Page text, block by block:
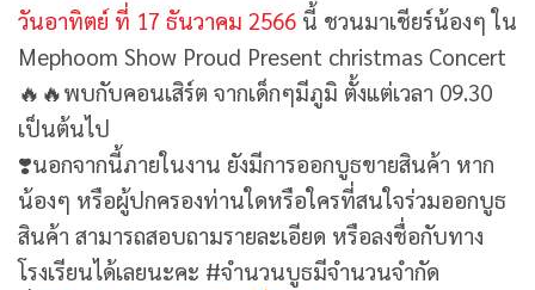
วันอาทิตย์ ที่ 17 ธันวาคม 2566 นี้ ชวนมาเชียร์น้องๆ ใน
Mephoom Show Proud Present christmas Concert
🔥🔥พบกับคอนเสิร์ต จากเด็กๆมีภูมิ ตั้งแต่เวลา 09.30
เป็นต้นไป
❣️นอกจากนี้ภายในงาน ยังมีการออกบูธขายสินค้า หาก
น้องๆ หรือผู้ปกครองท่านใดหรือใครที่สนใจร่วมออกบูธ
สินค้า สามารถสอบถามรายละเอียด หรือลงชื่อกับทาง
โรงเรียนได้เลยนะคะ #จำนวนบูธมีจำนวนจำกัด